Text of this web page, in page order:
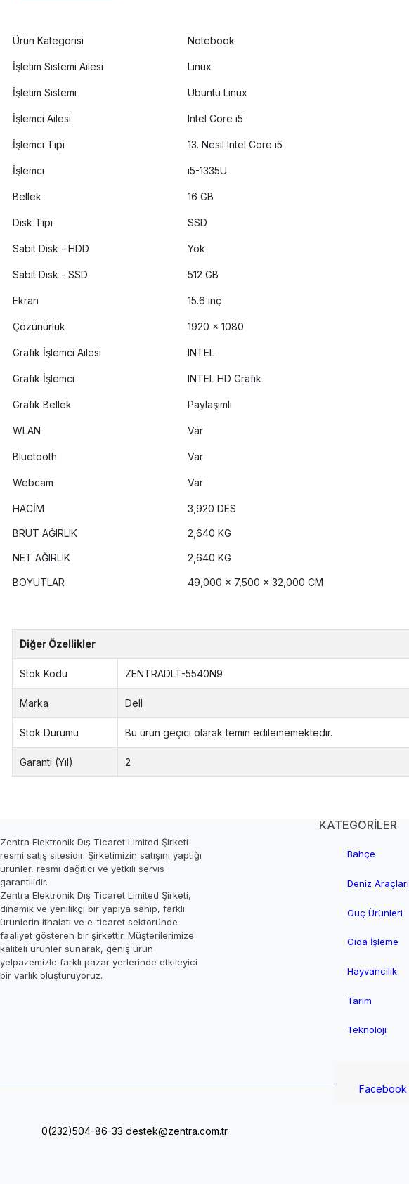
Ürün Kategorisi Notebook
İşletim Sistemi Ailesi Linux
İşletim Sistemi Ubuntu Linux
İşlemci Ailesi Intel Core i5
İşlemci Tipi 13. Nesil Intel Core i5
İşlemci i5-1335U
Bellek 16 GB
Disk Tipi SSD
Sabit Disk - HDD Yok
Sabit Disk - SSD 512 GB
Ekran 15.6 inç
Çözünürlük 1920 x 1080
Grafik İşlemci Ailesi INTEL
Grafik İşlemci INTEL HD Grafik
Grafik Bellek Paylaşımlı
WLAN Var
Bluetooth Var
Webcam Var
HACİM
BRÜT AĞIRLIK
NET AĞIRLIK
BOYUTLAR
3,920 DES
2,640 KG
2,640 KG
49,000 x 7,500 x 32,000 CM
Diğer Özellikler
Stok Kodu ZENTRADLT-5540N9
Marka Dell
Stok Durumu Bu ürün geçici olarak temin edilememektedir.
Garanti (Yıl) 2
Zentra Elektronik Dış Ticaret Limited Şirketi
resmi satış sitesidir. Şirketimizin satışını yaptığı
ürünler, resmi dağıtıcı ve yetkili servis
garantilidir.
Zentra Elektronik Dış Ticaret Limited Şirketi,
dinamik ve yenilikçi bir yapıya sahip, farklı
ürünlerin ithalatı ve e-ticaret sektöründe
faaliyet gösteren bir şirkettir. Müşterilerimize
kaliteli ürünler sunarak, geniş ürün
yelpazemizle farklı pazar yerlerinde etkileyici
bir varlık oluşturuyoruz.
KATEGORİLER
Bahçe
Deniz Araçları
Güç Ürünleri
Gıda İşleme
Hayvancılık
Tarım
Teknoloji
Facebook
0(232)504-86-33 destek@zentra.com.tr